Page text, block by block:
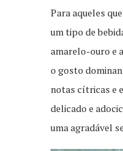
Para aqueles
um tipo de
amarelo-ouro e
o gosto
notas cítricas e
delicado e
uma agradável